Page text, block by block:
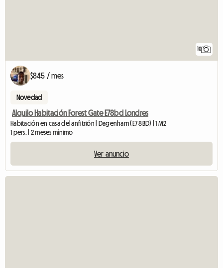
10
$845 / mes
Novedad
Alquilo Habitación Forest Gate E78bd Londres
Habitación en casa del anfitrión | Dagenham (E7 8BD) | 1 M2
1 pers. | 2 meses mínimo
Ver anuncio